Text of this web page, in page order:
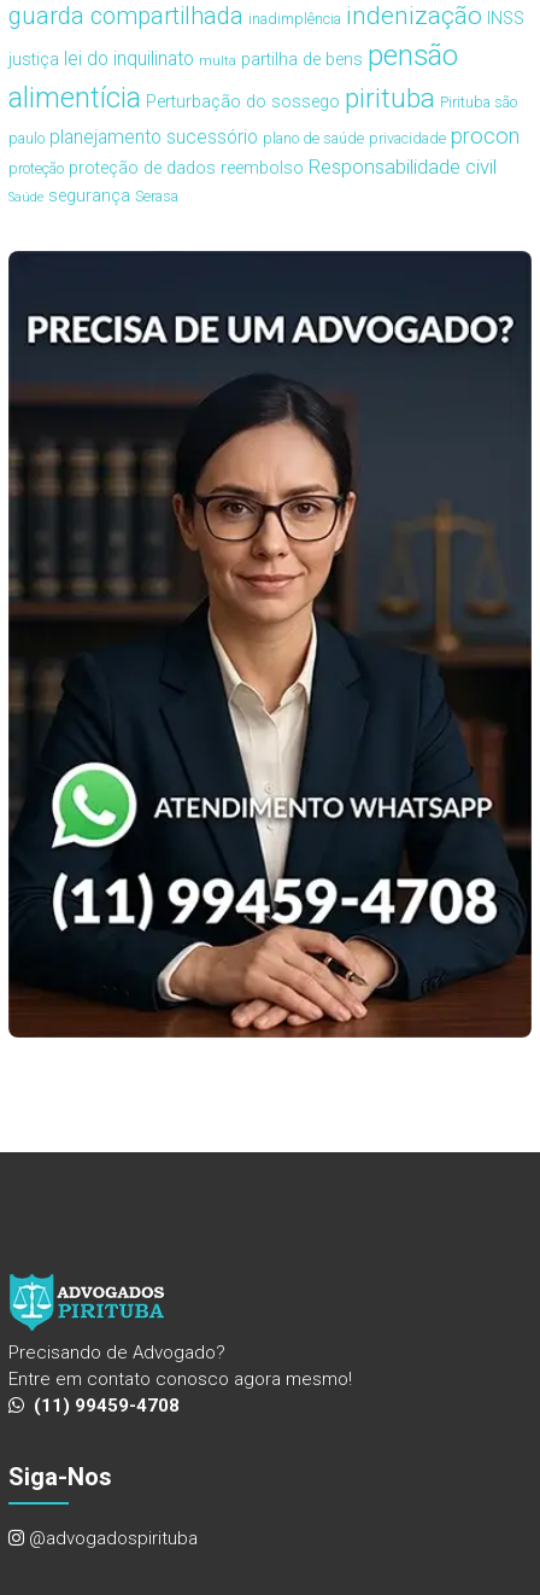
guarda compartilhada inadimplência indenização INSS
justiça lei do inquilinato multa partilha de bens pensão
alimentícia Perturbação do sossego pirituba Pirituba são
paulo planejamento sucessório plano de saúde privacidade procon
proteção proteção de dados reembolso Responsabilidade civil
Saúde segurança Serasa
Precisando de Advogado?
Entre em contato conosco agora mesmo!
(11) 99459-4708
Siga-Nos
@advogadospirituba